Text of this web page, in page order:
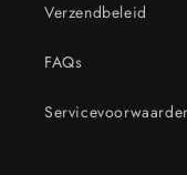
Verzendbeleid
FAQs